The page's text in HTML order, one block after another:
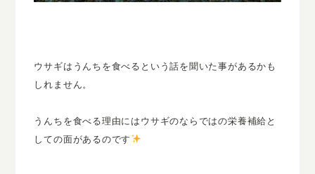
ウサギはうんちを食べるという話を聞いた事があるかも
しれません。
うんちを食べる理由にはウサギのならではの栄養補給と
しての面があるのです